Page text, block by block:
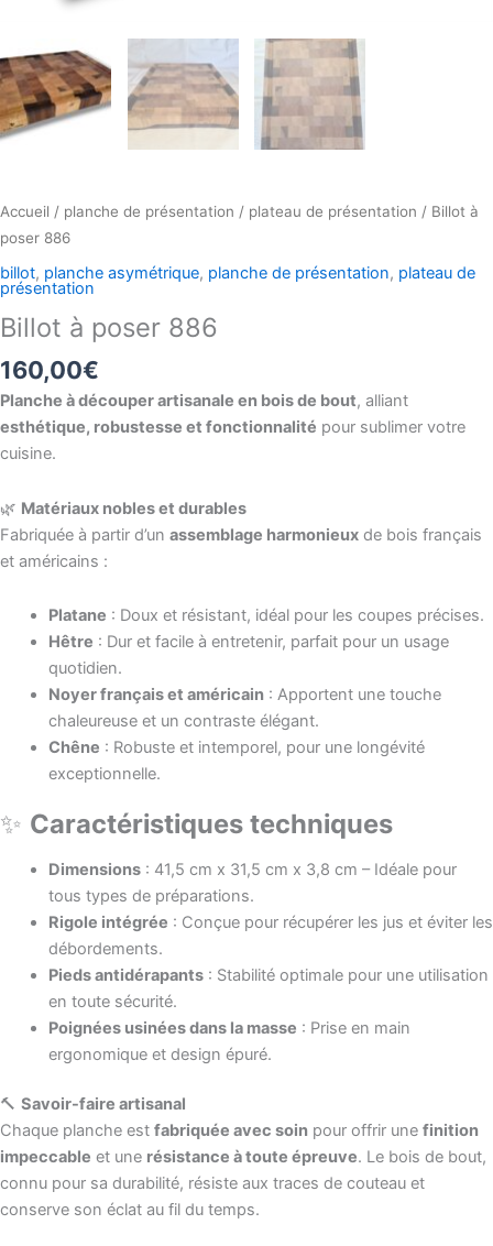
Accueil / planche de présentation / plateau de présentation / Billot à
poser 886
billot, planche asymétrique, planche de présentation, plateau de
présentation
Billot à poser 886
160,00€
Planche à découper artisanale en bois de bout, alliant
esthétique, robustesse et fonctionnalité pour sublimer votre
cuisine.
🌿 Matériaux nobles et durables
Fabriquée à partir d’un assemblage harmonieux de bois français
et américains :
Platane : Doux et résistant, idéal pour les coupes précises.
Hêtre : Dur et facile à entretenir, parfait pour un usage
quotidien.
Noyer français et américain: Apportent une touche
chaleureuse et un contraste élégant.
Chêne : Robuste et intemporel, pour une longévité
exceptionnelle.
✨ Caractéristiques techniques
Dimensions: 41,5 cm x 31,5 cm x 3,8 cm – Idéale pour
tous types de préparations.
Rigole intégrée : Conçue pour récupérer les jus et éviter les
débordements.
Pieds antidérapants: Stabilité optimale pour une utilisation
en toute sécurité.
Poignées usinées dans la masse : Prise en main
ergonomique et design épuré.
🔨 Savoir-faire artisanal
Chaque planche est fabriquée avec soin pour offrir une finition
impeccable et une résistance à toute épreuve. Le bois de bout,
connu pour sa durabilité, résiste aux traces de couteau et
conserve son éclat au fil du temps.